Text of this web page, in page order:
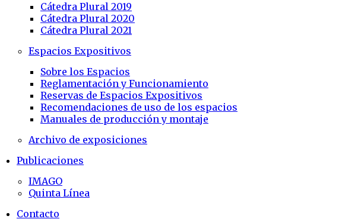
Cátedra Plural 2019
Cátedra Plural 2020
Cátedra Plural 2021
Espacios Expositivos
Sobre los Espacios
Reglamentación y Funcionamiento
Reservas de Espacios Expositivos
Recomendaciones de uso de los espacios
Manuales de producción y montaje
Archivo de exposiciones
Publicaciones
IMAGO
Quinta Línea
Contacto